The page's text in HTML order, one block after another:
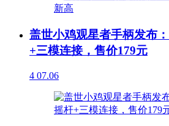
盖世小鸡观星者手柄发布
+三模连接，售价179元
4 07.06